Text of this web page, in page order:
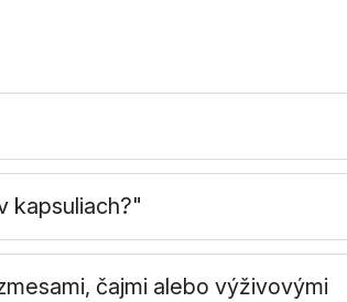
kapsuliach?"
čajmi alebo výživovými